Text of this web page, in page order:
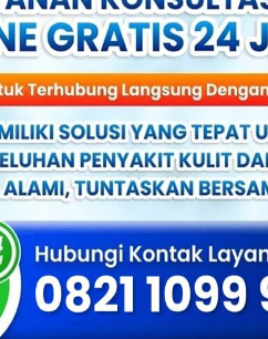
lebih berat, seperti nyeri